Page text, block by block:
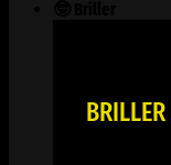
BRILLER